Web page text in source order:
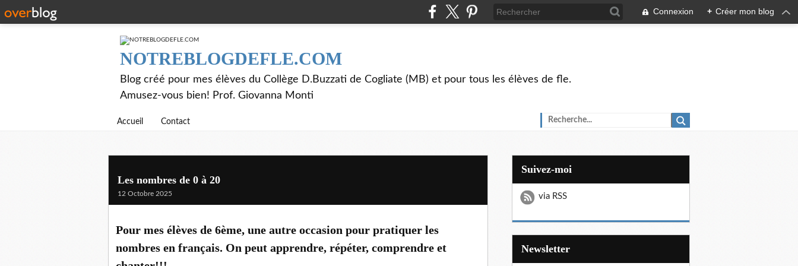
Connexion + Créer mon blog
NOTREBLOGDEFLE.COM
Blog créé pour mes élèves du Collège D.Buzzati de Cogliate (MB) et pour tous les élèves de fle.
Amusez-vous bien! Prof. Giovanna Monti
Accueil Contact
Les nombres de 0 à 20
12 Octobre 2025
Pour mes élèves de 6ème, une autre occasion pour pratiquer les
nombres en français. On peut apprendre, répéter, comprendre et
Suivez-moi
via RSS
Newsletter